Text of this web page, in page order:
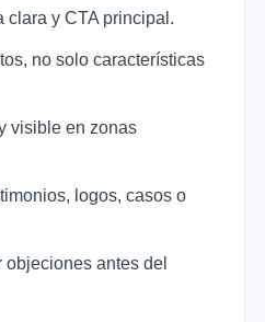
clara y CTA principal.
no solo características
visible en zonas
logos, casos o
objeciones antes del